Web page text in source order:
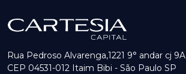
Rua Pedroso Alvarenga,1221 9° andar cj 9A
CEP 04531-012 Itaim Bibi - São Paulo SP